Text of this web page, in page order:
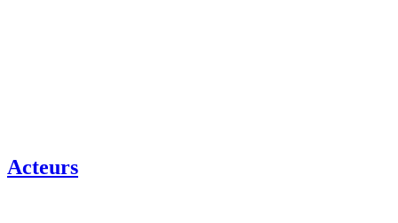
Acteurs